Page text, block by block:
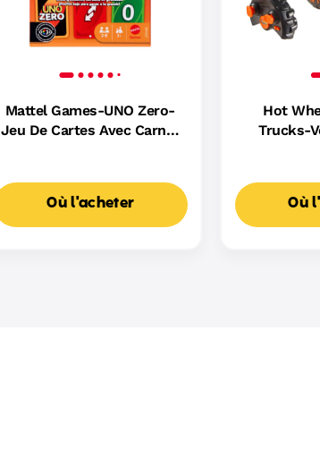
Mattel Games-UNO Zero-
Jeu De Cartes Avec Carnet
Où l'acheter
Hot
Trucks-
Où